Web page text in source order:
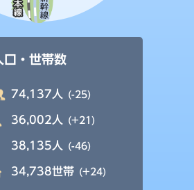
口・世帯数
74,137人 (-25)
36,002人 (+21)
38,135人 (-46)
34,738世帯 (+24)